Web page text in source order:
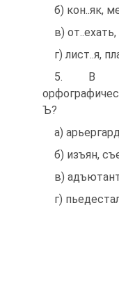
б) кон..як,
в)
г) лист..я,
5. В
Ъ?
а)
б) изъян,
в)
г)